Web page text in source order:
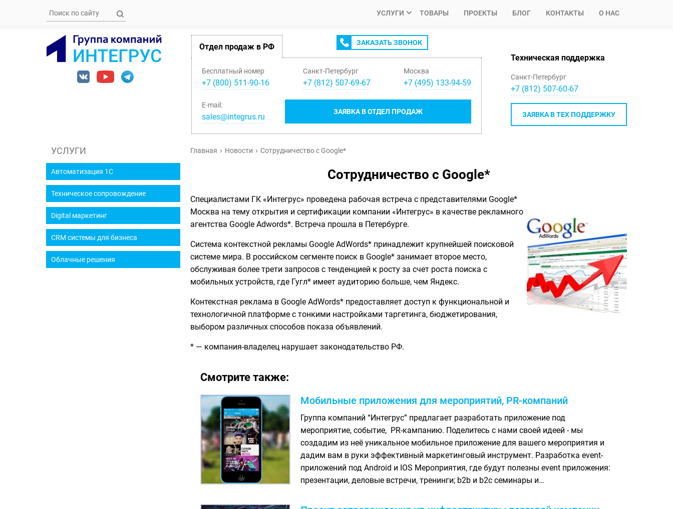
УСЛУГИ ТОВАРЫ ПРОЕКТЫ БЛОГ КОНТАКТЫ О НАС
Отдел продаж в РФ ЗАКАЗАТЬ ЗВОНОК
Бесплатный номер
+7 (800) 511-90-16
Санкт-Петербург
+7(812) 507-69-67
Москва
+7 (495) 133-94-59
ЗАЯВКА В ОТДЕЛ ПРОДАЖ
E-mail:
sales@integrus.ru
Техническая поддержка
Санкт-Петербург
+7 (812) 507-60-67
ЗАЯВКА В ТЕХ ПОДДЕРЖКУ
УСЛУГИ
Автоматизация 1С
Техническое сопровождение
Digital маркетинг
CRM системы для бизнеса
Облачные решения
Главная Новости Сотрудничество с Google*
Сотрудничество с Google*
Специалистами ГК «Интегрус» проведена рабочая встреча с представителями Google*
Москва на тему открытия и сертификации компании «Интегрус» в качестве рекламного
агентства Google Adwords*. Встреча прошла в Петербурге.
Система контекстной рекламы Google AdWords* принадлежит крупнейшей поисковой
системе мира. В российском сегменте поиск в Google* занимает второе место,
обслуживая более трети запросов с тенденцией к росту за счет роста поиска с
мобильных устройств, где Гугл* имеет аудиторию больше, чем Яндекс.
Контекстная реклама в Google AdWords* предоставляет доступ к функциональной и
технологичной платформе с тонкими настройками таргетинга, бюджетирования,
выбором различных способов показа объявлений.
* — компания-владелец нарушает законодательство РФ.
Смотрите также:
Мобильные приложения для мероприятий, PR-компаний
Группа компаний “Интегрус” предлагает разработать приложение под
мероприятие, событие, PR-кампанию. Поделитесь с нами своей идеей - мы
создадим из неё уникальное мобильное приложение для вашего мероприятия и
дадим вам в руки эффективный маркетинговый инструмент. Разработка еvent-
приложений под Android и IOS Мероприятия, где будут полезны event приложения:
презентации, деловые встречи, тренинги; b2b и b2c семинары и…